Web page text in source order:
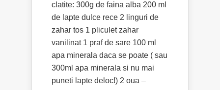
clatite: 300g de faina alba 200 ml
de lapte dulce rece 2 linguri de
zahar tos 1 pliculet zahar
vanilinat 1 praf de sare 100 ml
apa minerala daca se poate ( sau
300ml apa minerala si nu mai
puneti lapte deloc!) 2 oua –